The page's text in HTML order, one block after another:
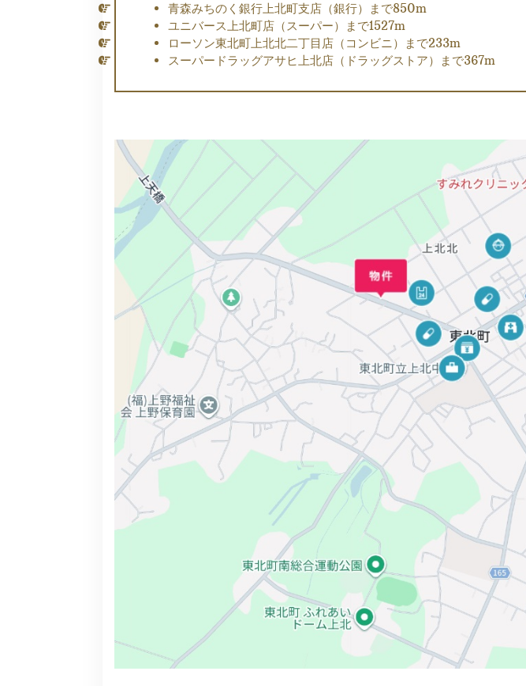
青森みちのく銀行上北町支店（銀行）まで850m
ユニバース上北町店（スーパー）まで1527m
ローソン東北町上北北二丁目店（コンビニ）まで233m
スーパードラッグアサヒ上北店（ドラッグストア）まで367m